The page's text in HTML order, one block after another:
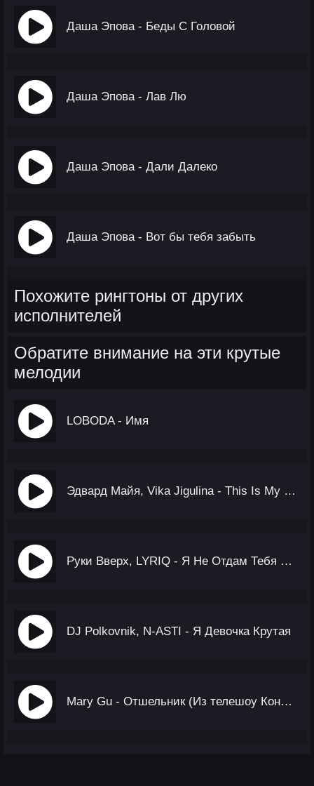
Даша Эпова - Беды С Головой
Даша Эпова - Лав Лю
Даша Эпова - Дали Далеко
Даша Эпова - Вот бы тебя забыть
Похожите рингтоны от других
исполнителей
Обратите внимание на эти крутые
мелодии
LOBODA - Имя
Эдвард Майя, Vika Jigulina - This Is My Life (Tiktok)
Руки Вверх, LYRIQ - Я Не Отдам Тебя Никому
DJ Polkovnik, N-ASTI - Я Девочка Крутая
Mary Gu - Отшельник (Из телешоу Конфетка)